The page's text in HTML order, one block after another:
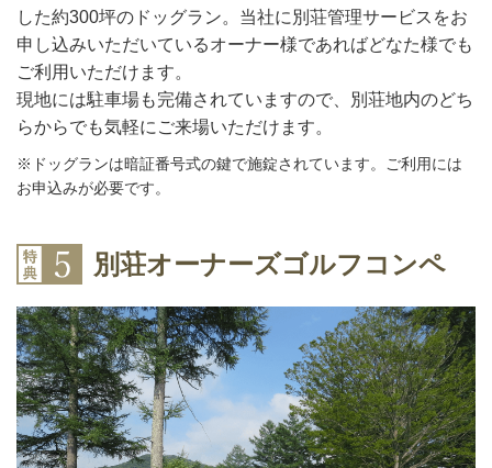
した約300坪のドッグラン。当社に別荘管理サービスをお
申し込みいただいているオーナー様であればどなた様でも
ご利用いただけます。
現地には駐車場も完備されていますので、別荘地内のどち
らからでも気軽にご来場いただけます。
※ドッグランは暗証番号式の鍵で施錠されています。ご利用には
お申込みが必要です。
別荘オーナーズゴルフコンペ